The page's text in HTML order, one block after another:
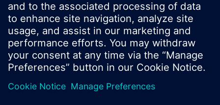
Siemens Italia
I prodotti e i pressi possono variare a seconda del